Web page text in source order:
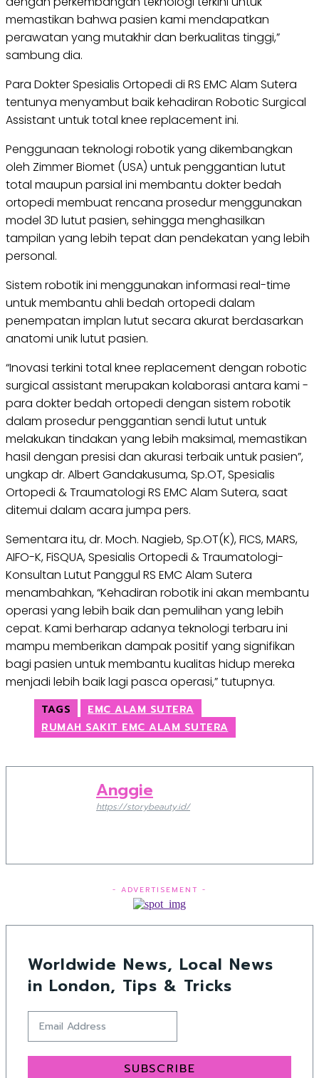
memastikan bahwa pasien kami mendapatkan
perawatan yang mutakhir dan berkualitas tinggi,”
sambung dia.
Para Dokter Spesialis Ortopedi di RS EMC Alam Sutera
tentunya menyambut baik kehadiran Robotic Surgical
Assistant untuk total knee replacement ini.
Penggunaan teknologi robotik yang dikembangkan
oleh Zimmer Biomet (USA) untuk penggantian lutut
total maupun parsial ini membantu dokter bedah
ortopedi membuat rencana prosedur menggunakan
model 3D lutut pasien, sehingga menghasilkan
tampilan yang lebih tepat dan pendekatan yang lebih
personal.
Sistem robotik ini menggunakan informasi real-time
untuk membantu ahli bedah ortopedi dalam
penempatan implan lutut secara akurat berdasarkan
anatomi unik lutut pasien.
“Inovasi terkini total knee replacement dengan robotic
surgical assistant merupakan kolaborasi antara kami -
para dokter bedah ortopedi dengan sistem robotik
dalam prosedur penggantian sendi lutut untuk
melakukan tindakan yang lebih maksimal, memastikan
hasil dengan presisi dan akurasi terbaik untuk pasien”,
ungkap dr. Albert Gandakusuma, Sp.OT, Spesialis
Ortopedi & Traumatologi RS EMC Alam Sutera, saat
ditemui dalam acara jumpa pers.
Sementara itu, dr. Moch. Nagieb, Sp.OT(K), FICS, MARS,
AIFO-K, FiSQUA, Spesialis Ortopedi & Traumatologi-
Konsultan Lutut Panggul RS EMC Alam Sutera
menambahkan, “Kehadiran robotik ini akan membantu
operasi yang lebih baik dan pemulihan yang lebih
cepat. Kami berharap adanya teknologi terbaru ini
mampu memberikan dampak positif yang signifikan
bagi pasien untuk membantu kualitas hidup mereka
menjadi lebih baik lagi pasca operasi,” tutupnya.
TAGS
EMC ALAM SUTERA
RUMAH SAKIT EMC ALAM SUTERA
Anggie
https://storybeauty.id/
- ADVERTISEMENT -
Worldwide News, Local News
in London, Tips & Tricks
SUBSCRIBE